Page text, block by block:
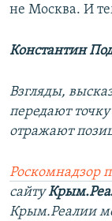
не Москва. И
Константин
Взгляды,
передают
отражают
Роскомнадзор
сайту
Крым.Реалии